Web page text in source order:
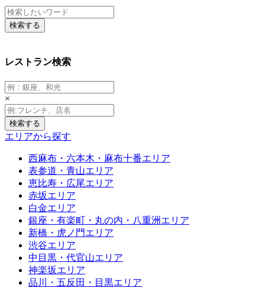
レストラン検索
×
エリアから探す
西麻布・六本木・麻布十番エリア
表参道・青山エリア
恵比寿・広尾エリア
赤坂エリア
白金エリア
銀座・有楽町・丸の内・八重洲エリア
新橋・虎ノ門エリア
渋谷エリア
中目黒・代官山エリア
神楽坂エリア
品川・五反田・目黒エリア